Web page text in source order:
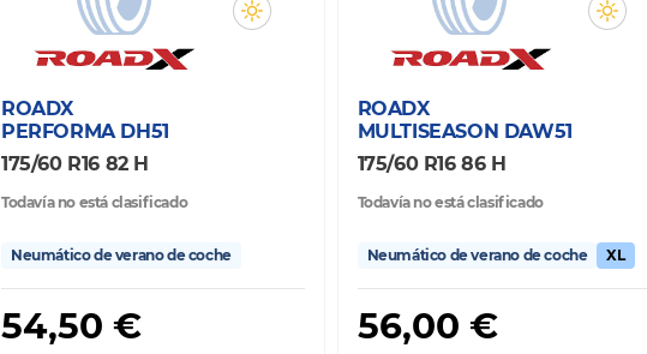
ROADX
PERFORMA DH51
175/60 R16 82 H
Todavía no está clasificado
Neumático de verano de coche
54,50 €
ROADX
MULTISEASON DAW51
175/60 R16 86 H
Todavía no está clasificado
Neumático de verano de coche XL
56,00 €